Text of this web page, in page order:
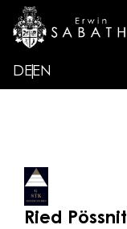
DEEN
Ried